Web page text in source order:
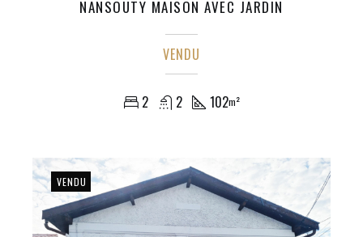
NANSOUTY MAISON AVEC JARDIN
VENDU
2 2 102m²
VENDU